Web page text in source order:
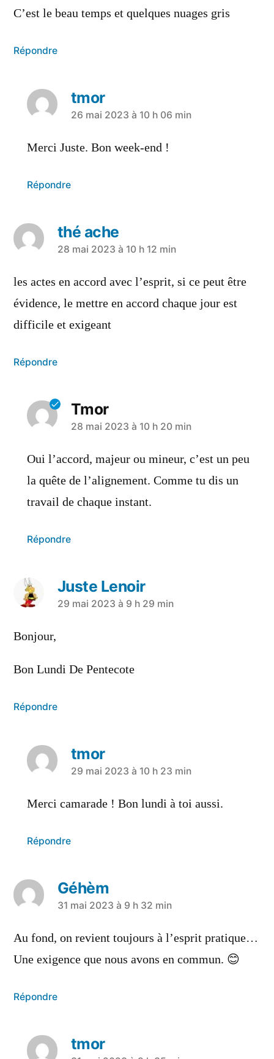
C’est le beau temps et quelques nuages gris
Répondre
tmor
26 mai 2023 à 10 h 06 min
Merci Juste. Bon week-end !
Répondre
thé ache
28 mai 2023 à 10 h 12 min
les actes en accord avec l’esprit, si ce peut être
évidence, le mettre en accord chaque jour est
difficile et exigeant
Répondre
Tmor
28 mai 2023 à 10 h 20 min
Oui l’accord, majeur ou mineur, c’est un peu
la quête de l’alignement. Comme tu dis un
travail de chaque instant.
Répondre
Juste Lenoir
29 mai 2023 à 9 h 29 min
Bonjour,
Bon Lundi De Pentecote
Répondre
tmor
29 mai 2023 à 10 h 23 min
Merci camarade ! Bon lundi à toi aussi.
Répondre
Géhèm
31 mai 2023 à 9 h 32 min
Au fond, on revient toujours à l’esprit pratique…
Une exigence que nous avons en commun. 😊
Répondre
tmor